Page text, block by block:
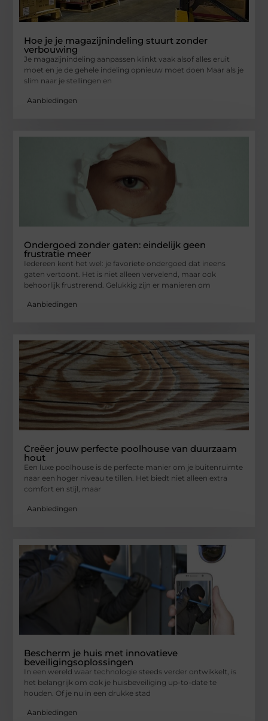
Hoe je je magazijnindeling stuurt zonder
verbouwing
Je magazijnindeling aanpassen klinkt vaak alsof alles eruit
moet en je de gehele indeling opnieuw moet doen Maar als je
slim naar je stellingen en
Aanbiedingen
Ondergoed zonder gaten: eindelijk geen
frustratie meer
Iedereen kent het wel: je favoriete ondergoed dat ineens
gaten vertoont. Het is niet alleen vervelend, maar ook
behoorlijk frustrerend. Gelukkig zijn er manieren om
Aanbiedingen
Creëer jouw perfecte poolhouse van duurzaam
hout
Een luxe poolhouse is de perfecte manier om je buitenruimte
naar een hoger niveau te tillen. Het biedt niet alleen extra
comfort en stijl, maar
Aanbiedingen
Bescherm je huis met innovatieve
beveiligingsoplossingen
In een wereld waar technologie steeds verder ontwikkelt, is
het belangrijk om ook je huisbeveiliging up-to-date te
houden. Of je nu in een drukke stad
Aanbiedingen